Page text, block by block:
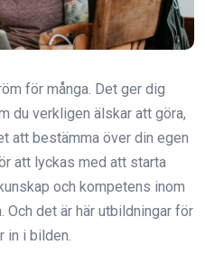
för många. Det ger dig
du verkligen älskar att göra,
att bestämma över din egen
att lyckas med att starta
och kompetens inom
Och det är här utbildningar för
in i bilden.